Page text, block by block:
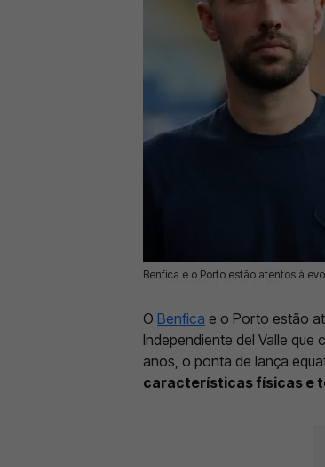
Benfica e o Porto estão atentos à
14 Mai 2026 | 16:19 | 0
O Benfica e o Porto estão
Independiente del Valle que
anos, o ponta de lança
características físicas e